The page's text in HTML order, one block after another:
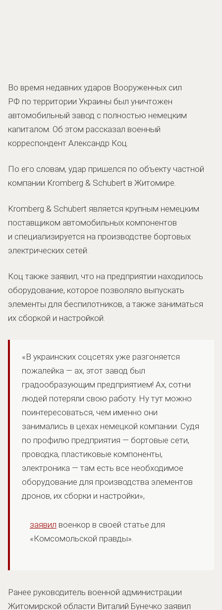
Во время недавних ударов Вооруженных сил
РФ по территории Украины был уничтожен
автомобильный завод с полностью немецким
капиталом. Об этом рассказал военный
корреспондент Александр Коц.
По его словам, удар пришелся по объекту частной
компании Kromberg & Schubert в Житомире.
Kromberg & Schubert является крупным немецким
поставщиком автомобильных компонентов
и специализируется на производстве бортовых
электрических сетей.
Коц также заявил, что на предприятии находилось
оборудование, которое позволяло выпускать
элементы для беспилотников, а также заниматься
их сборкой и настройкой.
«В украинских соцсетях уже разгоняется
пожалейка — ах, этот завод был
градообразующим предприятием! Ах, сотни
людей потеряли свою работу. Ну тут можно
поинтересоваться, чем именно они
занимались в цехах немецкой компании. Судя
по профилю предприятия — бортовые сети,
проводка, пластиковые компоненты,
электроника — там есть все необходимое
оборудование для производства элементов
дронов, их сборки и настройки»,
заявил военкор в своей статье для
«Комсомольской правды».
Ранее руководитель военной администрации
Житомирской области Виталий Бунечко заявил